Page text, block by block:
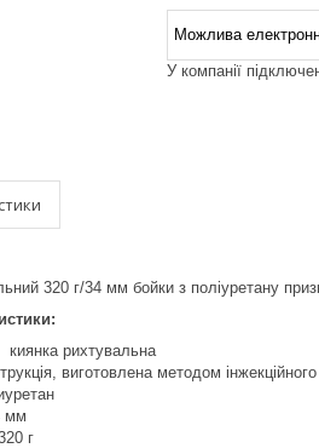
У компанії
320 г/34 мм бойки з поліуретану
рихтувальна
виготовлена методом
мм
г